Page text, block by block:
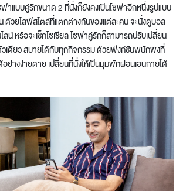
ฟาแบบคู่รักขนาด 2 ที่นั่งก็ยังคงเป็นโซฟาอีกหนึ่งรูปแบบ
ด้วยไลฟ์สไตล์ที่แตกต่างกันของแต่ละคน จะนั่งดูบอล
ลน์ หรือจะเช็กโซเชียล โซฟาคู่รักก็สามารถปรับเปลี่ยน
วเดียว สบายได้กับทุกกิจกรรม ด้วยฟังก์ชันพนักพิงที่
อย่างง่ายดาย เปลี่ยนที่นั่งให้เป็นมุมพักผ่อนเอนกายได้